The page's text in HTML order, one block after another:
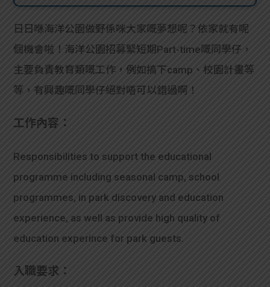
日日喺海洋公園做野係咪大家嘅夢想呢？依家就有呢
個機會啦！海洋公園招募緊短期Part-time嘅同學仔，
主要負責教育類嘅工作，例如搞下camp、校園計畫等
等，有興趣嘅同學仔絕對唔可以錯過啊！
工作內容：
Responsibilities to support the educational
programme including seasonal camp, school
programmes, in park discovery and education
experience, as well as provide high quality of
education experince for park guests.
入職要求：